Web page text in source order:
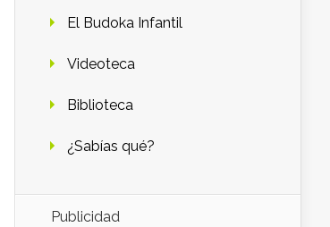
El Budoka Infantil
Videoteca
Biblioteca
¿Sabías qué?
Publicidad